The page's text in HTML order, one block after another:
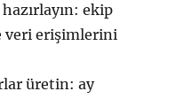
ekip
veri erişimlerini
üretin: ay